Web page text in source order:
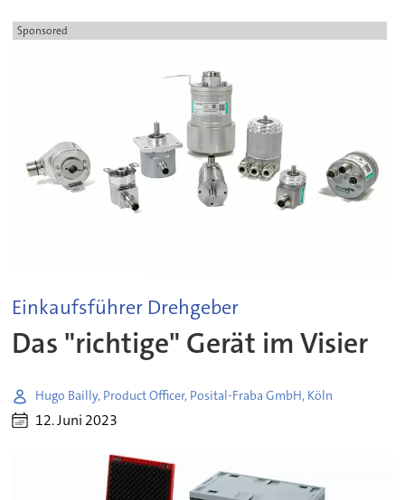
Sponsored
Einkaufsführer Drehgeber
Das "richtige" Gerät im Visier
Hugo Bailly, Product Officer, Posital-Fraba GmbH, Köln
12. Juni 2023